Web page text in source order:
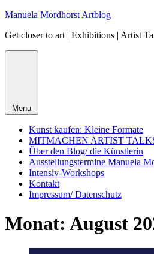
Skip
content
Manuela Mordhorst Artblog
Get closer to art | Exhibitions | Artist
Menu
Kunst kaufen: Kleine Formate
MITMACHEN ARTIST
Über den Blog/ die Künstlerin
Ausstellungstermine Manuela
Intensiv-Workshops
Kontakt
Impressum/ Datenschutz
Monat: August